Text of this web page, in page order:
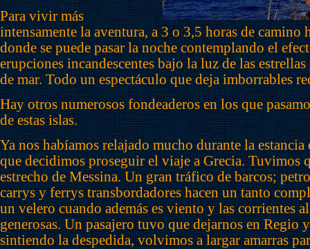
Para vivir más
intensamente la aventura, a 3 o 3,5 horas de camino
donde se puede pasar la noche contemplando el
erupciones incandescentes bajo la luz de las
de mar. Todo un espectáculo que deja imborrables
Hay otros numerosos fondeaderos en los que
de estas islas.
Ya nos habíamos relajado mucho durante la
que decidimos proseguir el viaje a Grecia. Tuvimos
estrecho de Messina. Un gran tráfico de barcos;
carrys y ferrys transbordadores hacen un tanto
un velero cuando además es viento y las corrientes
generosas. Un pasajero tuvo que dejarnos en Regio
sintiendo la despedida, volvimos a largar amarras